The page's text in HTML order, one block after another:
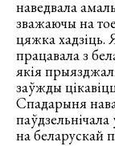
наведвала
зважаючы на
цяжка хадзіць.
працавала з
якія
заўжды
Спадарыня
на беларускай